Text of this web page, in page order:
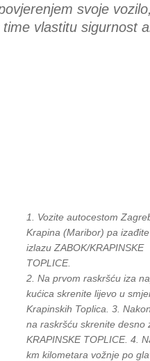
svoje
vlastitu sigurnost
1. Vozite autocestom
Krapina (Maribor) pa
izlazu ZABOK/KRAPINSKE
TOPLICE.
2. Na prvom raskršću iza
kućica skrenite lijevo u
Krapinskih Toplica. 3.
na raskršću skrenite desno
KRAPINSKE TOPLICE. 4.
km kilometara vožnje po